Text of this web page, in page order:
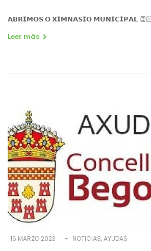
𝗔𝗕𝗥𝗜𝗠𝗢𝗦 𝗢 𝗫𝗜𝗠𝗡𝗔𝗦𝗜𝗢 𝗠𝗨𝗡𝗜𝗖𝗜𝗣𝗔𝗟
Leer más
16 MARZO 2023 NOTICIAS AYUDAS